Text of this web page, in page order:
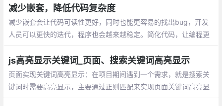
减少嵌套，降低代码复杂度
减少嵌套会让代码可读性更好，同时也能更容易的找出bug，开发
人员可以更快的迭代，程序也会越来越稳定。简化代码，让编程更
js高亮显示关键词_页面、搜索关键词高亮显示
页面实现关键词高亮显示：在项目期间遇到一个需求，就是搜索关
键词时需要高亮显示，主要通过正则匹配来实现页面关键词高亮显